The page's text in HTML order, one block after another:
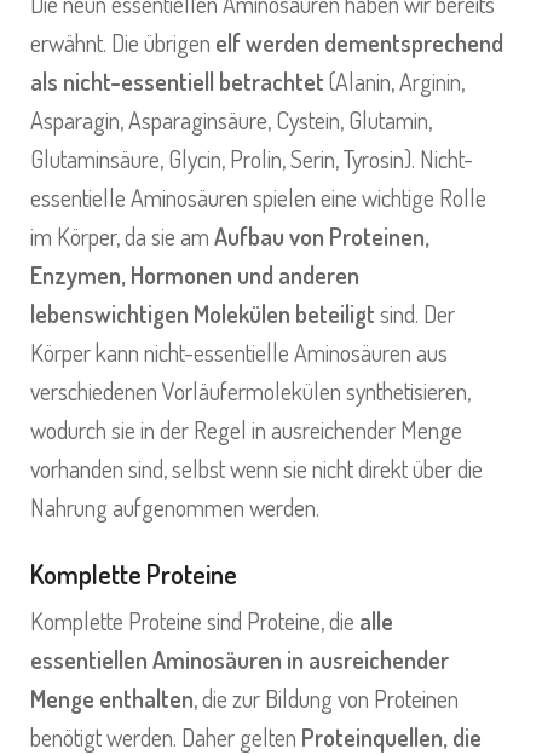
erwähnt. Die übrigen elf werden dementsprechend
als nicht-essentiell betrachtet(Alanin, Arginin,
Asparagin, Asparaginsäure, Cystein, Glutamin,
Glutaminsäure, Glycin, Prolin, Serin, Tyrosin). Nicht-
essentielle Aminosäuren spielen eine wichtige Rolle
im Körper, da sie amAufbau von Proteinen,
Enzymen, Hormonen und anderen
lebenswichtigen Molekülen beteiligtsind. Der
Körper kann nicht-essentielle Aminosäuren aus
verschiedenen Vorläufermolekülen synthetisieren,
wodurch sie in der Regel in ausreichender Menge
vorhanden sind, selbst wenn sie nicht direkt über die
Nahrung aufgenommen werden.
Komplette Proteine
Komplette Proteine sind Proteine, die alle
essentiellen Aminosäuren in ausreichender
Menge enthalten, die zur Bildung von Proteinen
benötigt werden. Daher gelten Proteinquellen, die